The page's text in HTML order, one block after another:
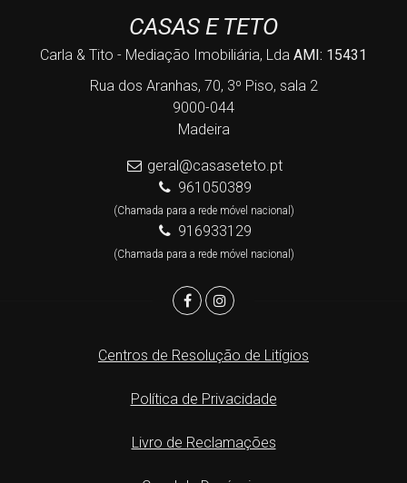
CASAS E TETO
Carla & Tito - Mediação Imobiliária, Lda AMI: 15431
Rua dos Aranhas, 70, 3º Piso, sala 2
9000-044
Madeira
geral@casaseteto.pt
961050389
(Chamada para a rede móvel nacional)
916933129
(Chamada para a rede móvel nacional)
Centros de Resolução de Litígios
Política de Privacidade
Livro de Reclamações